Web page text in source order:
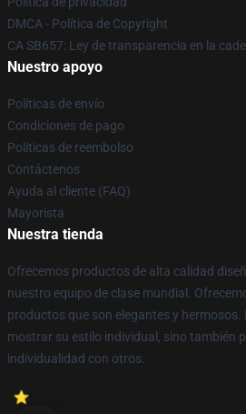
DMCA - Política de Copyright
CA SB657: Ley de transparencia en la
Nuestro apoyo
Políticas de envío
Condiciones de pago
Políticas de reembolso
Contáctenos
Ayuda al cliente (FAQ)
Mayorista
Nuestra tienda
Ofrecemos productos de alta calidad
nuestro equipo de clase mundial.
productos que son elegantes y hermosos.
mostrar su estilo individual, sino también
individualidad con otros.